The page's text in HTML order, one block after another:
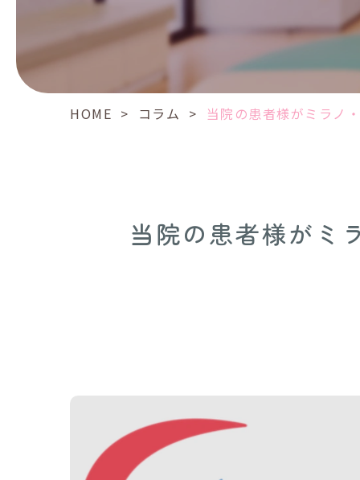
リ
ン
ク
へ
す！
HOME > コラム > 当院の患者様がミラノ
当院の患者様がミ